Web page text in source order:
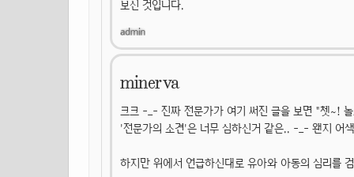
보신 것입니다.
minerva
크크 -_- 진짜 전문가가 여기 써진 글을 보면 "쳇~!
'전문가의 소견'은 너무 심하신거 같은.. -_- 왠지 어
하지만 위에서 언급하신대로 유아와 아동의 심리를